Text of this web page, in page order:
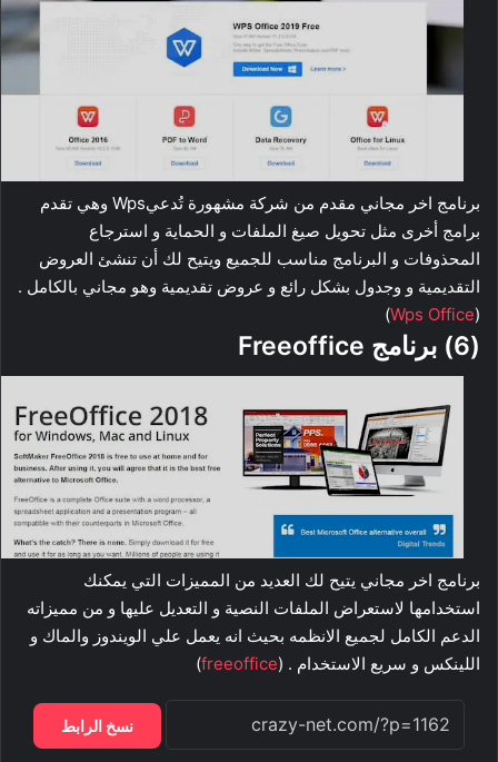
برنامج اخر مجاني مقدم من شركة مشهورة تُدعيWps وهي تقدم
برامج أخرى مثل تحويل صيغ الملفات و الحماية و استرجاع
المحذوفات و البرنامج مناسب للجميع ويتيح لك أن تنشئ العروض
التقديمية و وجدول بشكل رائع و عروض تقديمية وهو مجاني بالكامل .
(
Wps Office
)
(6) برنامج Freeoffice
برنامج اخر مجاني يتيح لك العديد من المميزات التي يمكنك
استخدامها لاستعراض الملفات النصية و التعديل عليها و من مميزاته
الدعم الكامل لجميع الانظمه بحيث انه يعمل علي الويندوز والماك و
اللينكس و سريع الاستخدام . (freeoffice
)
نسخ الرابط